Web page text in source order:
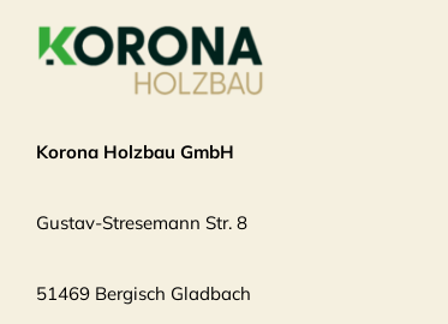
Korona Holzbau GmbH
Gustav-Stresemann Str. 8
51469 Bergisch Gladbach